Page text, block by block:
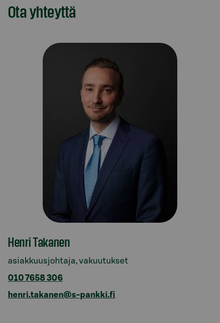
Ota yhteyttä
Henri Takanen
asiakkuusjohtaja, vakuutukset
010 7658 306
henri.takanen@s-pankki.fi